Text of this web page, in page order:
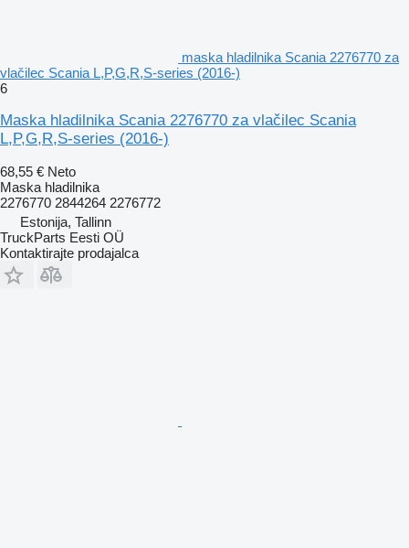
maska hladilnika Scania 2276770 za
vlačilec Scania L,P,G,R,S-series (2016-)
6
Maska hladilnika Scania 2276770 za vlačilec Scania
L,P,G,R,S-series (2016-)
68,55 € Neto
Maska hladilnika
2276770 2844264 2276772
Estonija, Tallinn
TruckParts Eesti OÜ
Kontaktirajte prodajalca